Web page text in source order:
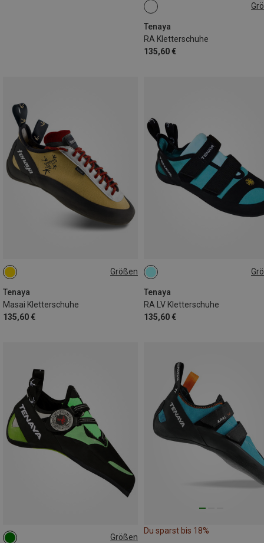
Tenaya
RA Kletterschuhe
135,60 €
Größen
Tenaya
Masai Kletterschuhe
135,60 €
Tenaya
RA LV Kletterschuhe
135,60 €
Größen
Du sparst bis 18%